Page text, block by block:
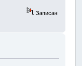
Записан